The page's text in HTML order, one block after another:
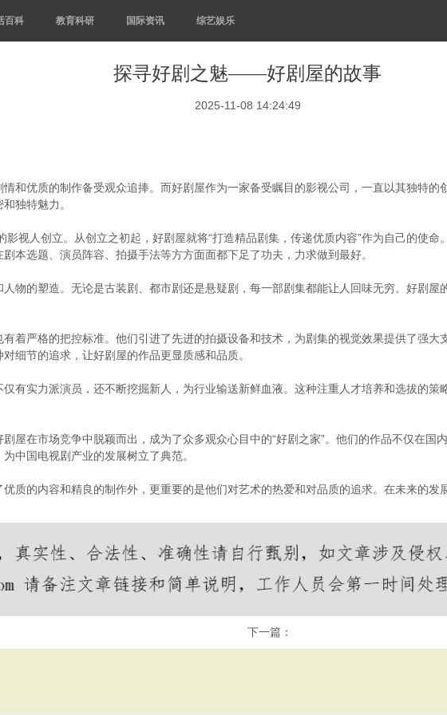
百科 教育科研 国际资讯 综艺娱乐
探寻好剧之魅——好剧屋的故事
2025-11-08 14:24:49
和优质的制作备受观众追捧。而好剧屋作为一家备受瞩目的影视公司，一直以其独特
独特魅力。
视人创立。从创立之初起，好剧屋就将“打造精品剧集，传递优质内容”作为自己的使
本选题、演员阵容、拍摄手法等方方面面都下足了功夫，力求做到最好。
物的塑造。无论是古装剧、都市剧还是悬疑剧，每一部剧集都能让人回味无穷。好剧屋
着严格的把控标准。他们引进了先进的拍摄设备和技术，为剧集的视觉效果提供了强
细节的追求，让好剧屋的作品更显质感和品质。
有实力派演员，还不断挖掘新人，为行业输送新鲜血液。这种注重人才培养和选拔的
屋在市场竞争中脱颖而出，成为了众多观众心目中的“好剧之家”。他们的作品不仅在国
中国电视剧产业的发展树立了典范。
质的内容和精良的制作外，更重要的是他们对艺术的热爱和对品质的追求。在未来的
下一篇：